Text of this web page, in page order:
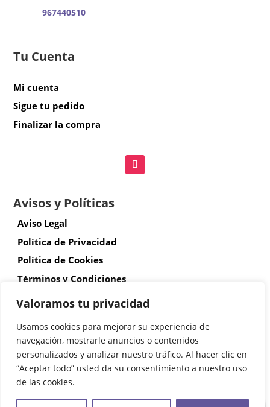
Valoramos tu privacidad
Usamos cookies para mejorar su experiencia de
navegación, mostrarle anuncios o contenidos
personalizados y analizar nuestro tráfico. Al hacer clic en
“Aceptar todo” usted da su consentimiento a nuestro uso
de las cookies.
967440510
Tu Cuenta
Mi cuenta
Sigue tu pedido
Finalizar la compra
Avisos y Políticas
Aviso Legal
Política de Privacidad
Política de Cookies
Términos y Condiciones
Envíos y devoluciones
© Copyright 2026 Diseñada por Atalantic